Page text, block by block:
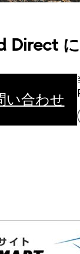
Direct
い合わせ